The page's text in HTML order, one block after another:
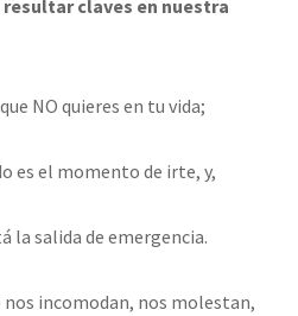
claves en nuestra
NO quieres en tu vida;
es el momento de irte, y,
la salida de emergencia.
nos incomodan, nos molestan,